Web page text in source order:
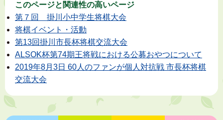
このページと 関連性の高いページ
第７回 掛川小中学生将棋大会
将棋イベント・活動
第13回掛川市長杯将棋交流大会
ALSOK杯第74期王将戦における公募おやつについて
2019年8月3日 60人のファンが個人対抗戦 市長杯将棋
交流大会